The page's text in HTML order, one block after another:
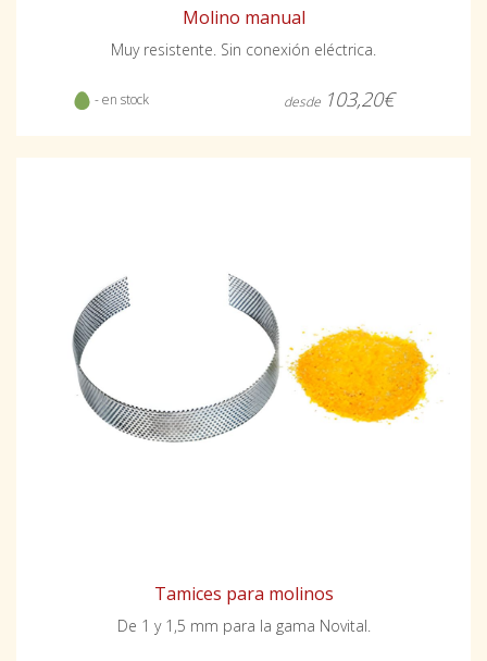
Molino manual
Muy resistente. Sin conexión eléctrica.
- en stock desde 103,20€
Tamices para molinos
De 1 y 1,5 mm para la gama Novital.